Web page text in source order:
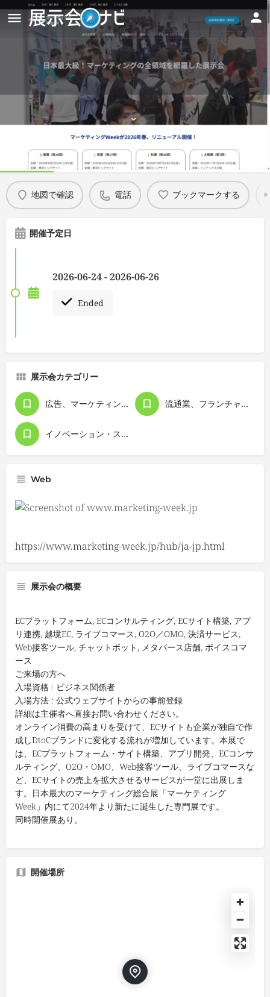
第3回 ECグロース EXPO -夏-（マ
ーケティングWeek内）
Details
地図で確認 電話 ブックマークする
開催予定日
2026-06-24 - 2026-06-26
Ended
展示会カテゴリー
広告、マーケティング、経営管理 流通業、フランチャイズビジネス
イノベーション・スタートアップ
Web
https://www.marketing-week.jp/hub/ja-jp.html
展示会の概要
ECプラットフォーム, ECコンサルティング, ECサイト構築, アプ
リ連携, 越境EC, ライブコマース, O2O／OMO, 決済サービス,
Web接客ツール, チャットボット, メタバース店舗, ボイスコマ
ース
ご来場の方へ
入場資格 : ビジネス関係者
入場方法 : 公式ウェブサイトからの事前登録
詳細は主催者へ直接お問い合わせください。
オンライン消費の高まりを受けて、ECサイトも企業が独自で作
成しDtoCブランドに変化する流れが増加しています。本展で
は、ECプラットフォーム・サイト構築、アプリ開発、ECコンサ
ルティング、O2O・OMO、Web接客ツール、ライブコマースな
ど、ECサイトの売上を拡大させるサービスが一堂に出展しま
す。日本最大のマーケティング総合展「マーケティング
Week」内にて2024年より新たに誕生した専門展です。
同時開催展あり。
開催場所